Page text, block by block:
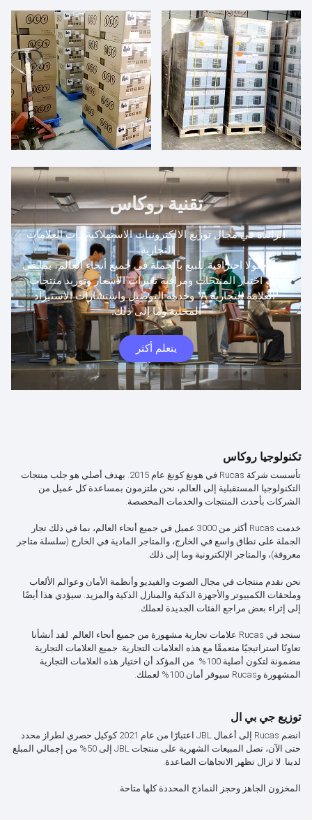
تقنية روكاس
الرائدة في مجال توزيع الالكترونيات الاستهلاكية ذات العلامات
التجارية.
نقدم حلولًا احترافية للبيع بالجملة في جميع أنحاء العالم، بما في
ذلك اختيار المنتجات ومراقبة تغيرات الأسعار وتوريد منتجات
"العلامة التجارية A" وخدمة التوصيل واستشارات الاستيراد
المحلية وما إلى ذلك.
يتعلم أكثر
تكنولوجيا روكاس
تأسست شركة Rucas في هونغ كونغ عام 2015. بهدف أصلي هو جلب منتجات
التكنولوجيا المستقبلية إلى العالم، نحن ملتزمون بمساعدة كل عميل من
الشركات بأحدث المنتجات والخدمات المخصصة.
خدمت Rucas أكثر من 3000 عميل في جميع أنحاء العالم، بما في ذلك تجار
الجملة على نطاق واسع في الخارج، والمتاجر المادية في الخارج (سلسلة متاجر
معروفة)، والمتاجر الإلكترونية وما إلى ذلك.
نحن نقدم منتجات في مجال الصوت والفيديو وأنظمة الأمان وعوالم الألعاب
وملحقات الكمبيوتر والأجهزة الذكية والمنازل الذكية والمزيد. سيؤدي هذا أيضًا
إلى إثراء بعض مراجع الفئات الجديدة لعملك.
ستجد في Rucas علامات تجارية مشهورة من جميع أنحاء العالم. لقد أنشأنا
تعاونًا استراتيجيًا متعمقًا مع هذه العلامات التجارية. جميع العلامات التجارية
مضمونة لتكون أصلية 100%. من المؤكد أن اختيار هذه العلامات التجارية
المشهورة وRucas سيوفر أمان 100% لعملك.
توزيع جي بي ال
انضم Rucas إلى أعمال JBL اعتبارًا من عام 2021 كوكيل حصري لطراز محدد.
حتى الآن، تصل المبيعات الشهرية على منتجات JBL إلى 50% من إجمالي المبلغ
لدينا. لا تزال تظهر الاتجاهات الصاعدة.
المخزون الجاهز وحجز النماذج المحددة كلها متاحة.